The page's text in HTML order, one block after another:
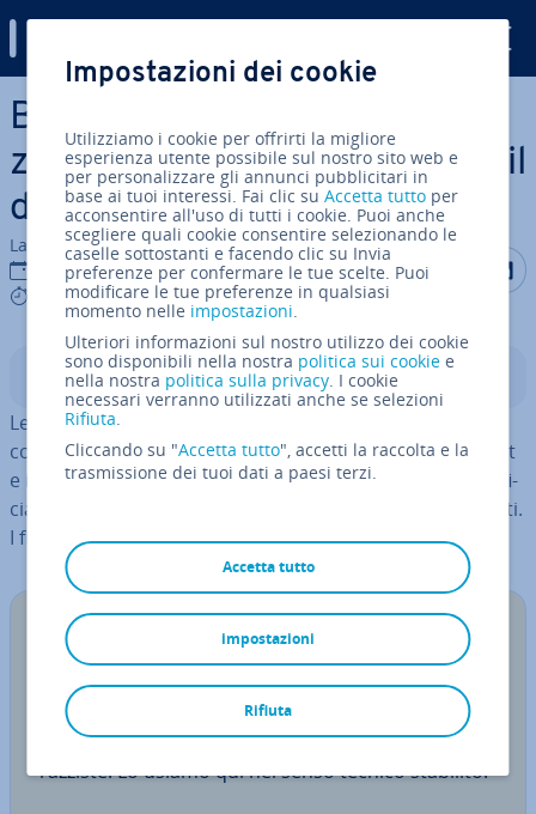
Vai al contenuto prin­ci­pa­le
Blacklist delle e-mail: pro­te­
zio­ne efficace contro le e-mail
di spam
La redazione di IONOS
18 nov 2025
8 mins
Condividi
Indice
Le blacklist delle e-mail pro­teg­go­no gli utenti da
contenuti in­de­si­de­ra­ti come lo spam. I provider internet
e i fornitori di servizi esterni uti­liz­za­no l’in­tel­li­gen­za ar­ti­fi­
cia­le per ri­co­no­sce­re modelli ri­cor­ren­ti, simili o fal­si­fi­ca­ti.
I filtri generati in­se­ri­sco­no i mittenti nelle liste bloccate.
N.B.
Il termine “blacklist” si è affermato nell’ambito
tecnico. Anche se lin­gui­sti­ca­men­te contiene la
con­no­ta­zio­ne “nero = cattivo”, non ha radici
razziste. Lo usiamo qui nel senso tecnico stabilito.
Impostazioni dei cookie
Utilizziamo i cookie per offrirti la migliore
esperienza utente possibile sul nostro sito web e
per personalizzare gli annunci pubblicitari in
base ai tuoi interessi. Fai clic suAccetta tutto per
acconsentire all'uso di tutti i cookie. Puoi anche
scegliere quali cookie consentire selezionando le
caselle sottostanti e facendo clic su Invia
preferenze per confermare le tue scelte. Puoi
modificare le tue preferenze in qualsiasi
momento nelle impostazioni.
Ulteriori informazioni sul nostro utilizzo dei cookie
sono disponibili nella nostra politica sui cookie e
nella nostra politica sulla privacy. I cookie
necessari verranno utilizzati anche se selezioni
Rifiuta.
Cliccando su "Accetta tutto", accetti la raccolta e la
trasmissione dei tuoi dati a paesi terzi.
Accetta tutto
Rifiuta
impostazioni